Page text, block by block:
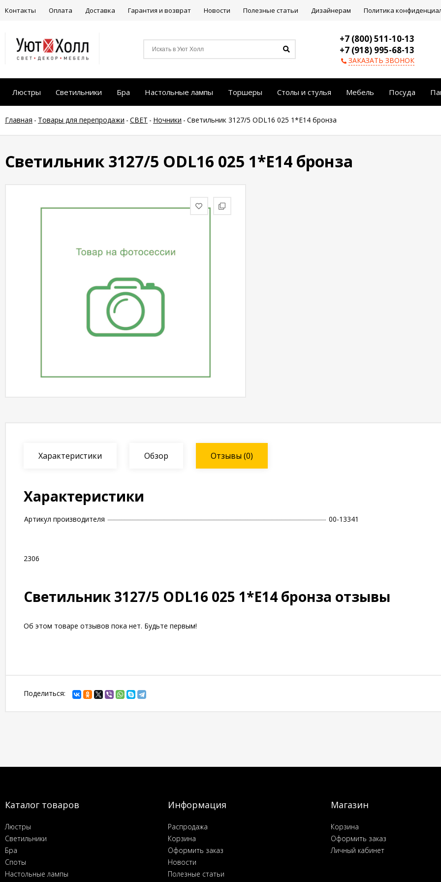
Контакты Оплата Доставка Гарантия и возврат Новости Полезные статьи Дизайнерам Политика
+7 (800) 511-10-13
+7 (918) 995-68-13
ЗАКАЗАТЬ ЗВОНОК
Люстры Светильники Бра Настольные лампы Торшеры Столы и стулья Мебель Посуда
Главная - Товары для перепродажи - СВЕТ - Ночники - Светильник 3127/5 ODL16 025 1*E14 бронза
Светильник 3127/5 ODL16 025 1*E14 бронза
Характеристики Обзор Отзывы (0)
Характеристики
Артикул производителя 00-13341
2306
Светильник 3127/5 ODL16 025 1*E14 бронза отзывы
Об этом товаре отзывов пока нет. Будьте первым!
Поделиться:
Каталог товаров
Люстры
Светильники
Бра
Споты
Настольные лампы
Информация
Распродажа
Корзина
Оформить заказ
Новости
Полезные статьи
Магазин
Корзина
Оформить заказ
Личный кабинет